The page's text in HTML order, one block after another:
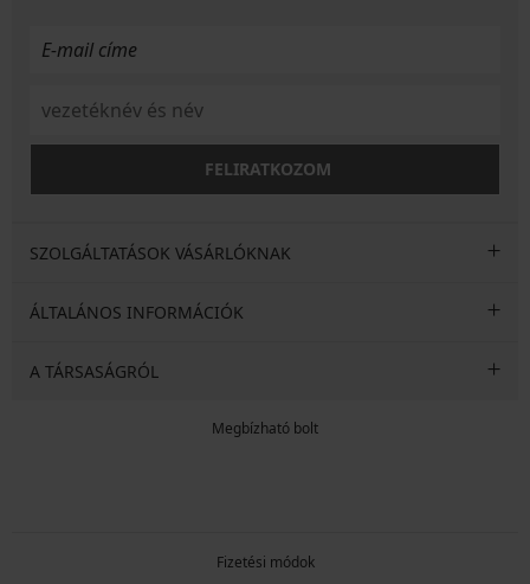
FELIRATKOZOM
SZOLGÁLTATÁSOK VÁSÁRLÓKNAK
ÁLTALÁNOS INFORMÁCIÓK
A TÁRSASÁGRÓL
Megbízható bolt
Fizetési módok